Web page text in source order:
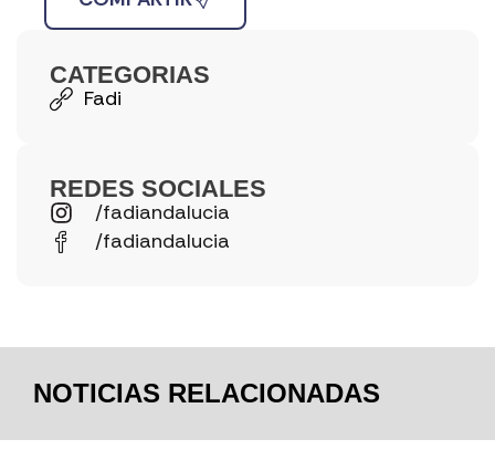
CATEGORIAS
Fadi
REDES SOCIALES
/fadiandalucia
/fadiandalucia
NOTICIAS RELACIONADAS